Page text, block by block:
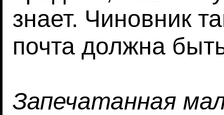
знает. Чиновник
почта должна
Запечатанная